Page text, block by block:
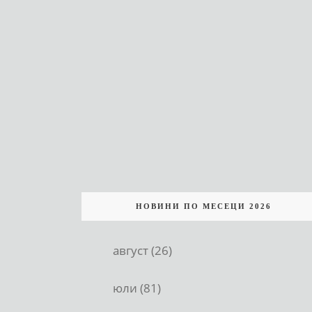
НОВИНИ ПО МЕСЕЦИ 2026
август (26)
юли (81)